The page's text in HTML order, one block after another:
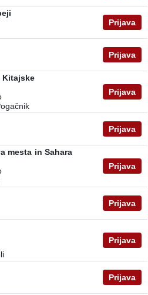
Prijava
Prijava
Kitajske
Prijava
Prijava
mesta in Sahara
Prijava
Prijava
Prijava
Prijava